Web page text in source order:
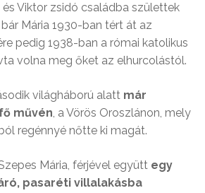
Viktor zsidó családba születtek
Mária 1930-ban tért át az
pedig 1938-ban a római katolikus
volna meg őket az elhurcolástól.
világháború alatt már
művén, a Vörös Oroszlánon, mely
regénnyé nőtte ki magát.
Mária, férjével együtt egy
pasaréti villalakásba